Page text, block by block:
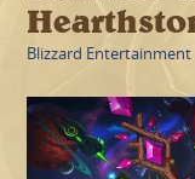
Blizzard Entertainment